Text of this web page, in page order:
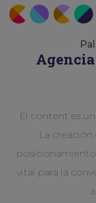
El content es
La
vital para la